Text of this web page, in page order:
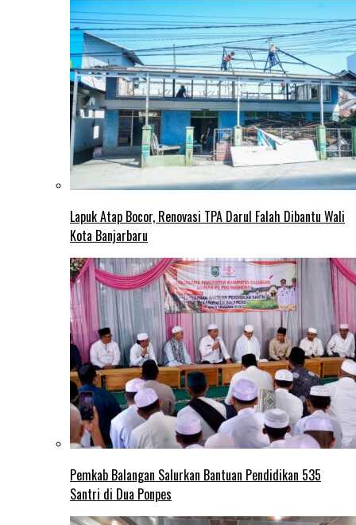
Lapuk Atap Bocor, Renovasi TPA Darul Falah Dibantu Wali
Kota Banjarbaru
Pemkab Balangan Salurkan Bantuan Pendidikan 535
Santri di Dua Ponpes